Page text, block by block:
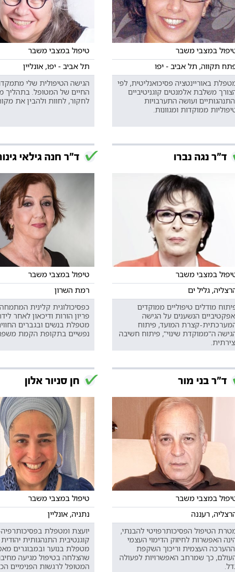
במצבי משבר
תקווה, תל אביב - יפו
באוריינטציה פסיכואנליטית, לפי
משלבת אלמנטים קוגניטיביים
ועושה התערבויות
ממוקדות ומגוונות.
טיפול במצבי משבר
תל אביב - יפו, אונליין
הגישה הטיפולית שלי
החיים של המטופל. בתהליך
לחקור, לחוות ולהבין את
ד"ר נגה נברו
במצבי משבר
גליל ים
מודלים טיפוליים ממוקדים
הנשענים על הגישה
קצרת המועד, פיתוח
ה"ממוקדת שינוי", פיתוח חשיבה
ד"ר חנה גילאי
טיפול במצבי משבר
רמת השרון
כפסיכולוגית קלינית
פריון הורות ודיכאון לאחר
מטפלת בנשים ובגברים
נפשיים בתקופת הקמת
ד"ר בני מור
במצבי משבר
רעננה
הטיפול הפסיכותרפויטי להבנתי,
האפשרות לחיזוק הדימוי העצמי
העצמית וריכוך השקפת
כך שמרחב האפשרויות לפעולה
חן סניור אלון
טיפול במצבי משבר
נתניה, אונליין
יועצת ומטפלת
מטפלת בנוער ובמבוגרים
שהצלחה בטיפול מגיעה
המטופל לרגשות הפנימיים